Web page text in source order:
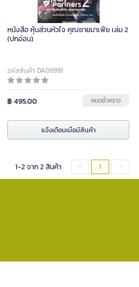
หนังสือ หุ้นส่วนหัวใจ คุณชายมาเฟีย เล่ม 2
(ปกอ่อน)
รหัสสินค้า DA09991
฿ 495.00 หมดชั่วคราว
แจ้งเตือนเมื่อมีสินค้า
1-2 จาก 2 สินค้า 1